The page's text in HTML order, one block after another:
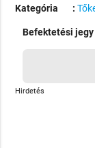
Kategória :
Befektetési
Hirdetés